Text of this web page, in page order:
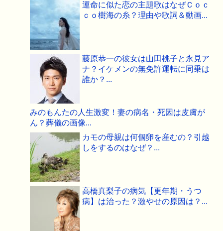
運命に似た恋の主題歌はなぜＣｏｃ
ｃｏ樹海の糸？理由や歌詞＆動画...
藤原恭一の彼女は山田桃子と永見ア
ナ？イケメンの無免許運転に同乗は
誰か？...
みのもんたの人生激変！妻の病名・死因は皮膚が
ん？葬儀の画像...
カモの母親は何個卵を産むの？引越
しをするのはなぜ？...
高橋真梨子の病気【更年期・うつ
病】は治った？激やせの原因は？...